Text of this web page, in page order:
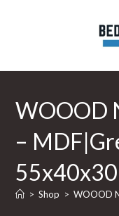
WOOOD
–
55x40x30
> Shop > WOOOD